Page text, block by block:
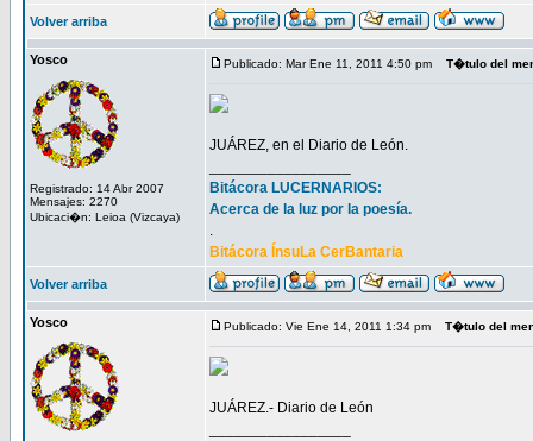
Volver arriba
Yosco
Registrado: 14 Abr 2007
Mensajes: 2270
Ubicaci�n: Leioa (Vizcaya)
Publicado: Mar Ene 11, 2011 4:50 pm T�tulo del
JUÁREZ, en el Diario de León.
Bitácora LUCERNARIOS:
Acerca de la luz por la poesía.
.
Bitácora ÍnsuLa CerBantaria
Volver arriba
Yosco Publicado: Vie Ene 14, 2011 1:34 pm T�tulo del
JUÁREZ.- Diario de León